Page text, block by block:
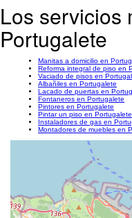
Los servicios
Portugalete
Manitas a domicilio en
Reforma integral de piso en
Vaciado de pisos en
Albañiles en Portugalete
Lacado de puertas en
Fontaneros en Portugalete
Pintores en Portugalete
Pintar un piso en Portugalete
Instaladores de gas en
Montadores de muebles en